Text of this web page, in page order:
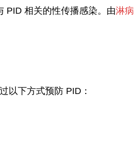
PID 相关的性传播感染。由淋病
以下方式预防 PID：